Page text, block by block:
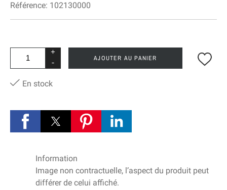
Référence: 102130000
+
-
AJOUTER AU PANIER
En stock
Information
Image non contractuelle, l’aspect du produit peut
différer de celui affiché.